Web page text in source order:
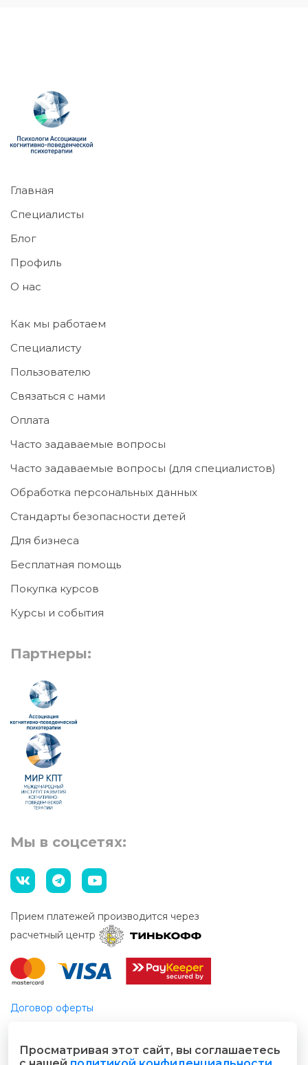
Главная
Специалисты
Блог
Профиль
О нас
Как мы работаем
Специалисту
Пользователю
Связаться с нами
Оплата
Часто задаваемые вопросы
Часто задаваемые вопросы (для специалистов)
Обработка персональных данных
Стандарты безопасности детей
Для бизнеса
Бесплатная помощь
Покупка курсов
Курсы и события
Партнеры:
Мы в соцсетях:
Прием платежей производится через
расчетный центр
Договор оферты
© 2026 Все права защищены
Просматривая этот сайт, вы соглашаетесь